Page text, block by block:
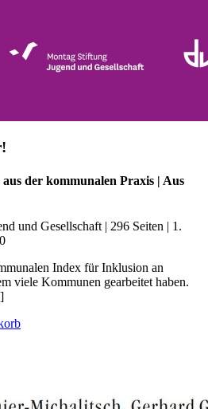
der kommunalen Praxis | Aus
und Gesellschaft | 296 Seiten | 1.
Index für Inklusion an
viele Kommunen gearbeitet haben.